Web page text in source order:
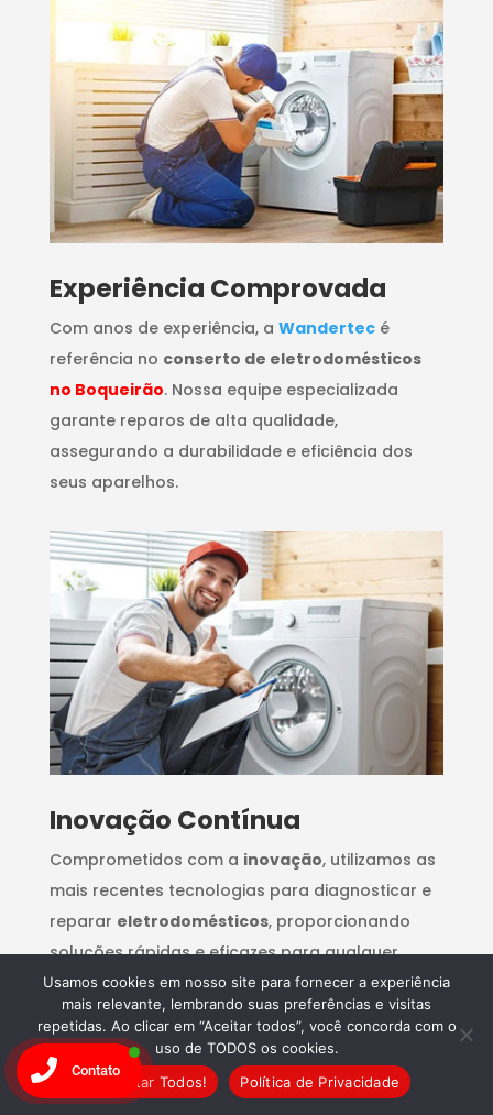
​Experiência Comprovada
Com anos de experiência, a Wandertecé
referência no conserto de eletrodomésticos
no Boqueirão. Nossa equipe especializada
garante reparos de alta qualidade,
assegurando a durabilidade e eficiência dos
seus aparelhos.
Inovação Contínua
Comprometidos com a inovação, utilizamos as
mais recentes tecnologias para diagnosticar e
reparar eletrodomésticos, proporcionando
soluções rápidas e eficazes para qualquer
problema.
Usamos cookies em nosso site para fornecer a experiência
mais relevante, lembrando suas preferências e visitas
repetidas. Ao clicar em “Aceitar todos”, você concorda com o
uso de TODOS os cookies.
Aceitar Todos!
Política de Privacidade
Contato